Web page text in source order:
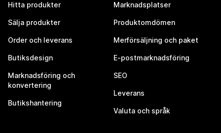
Hitta produkter
Sälja produkter
Order och leverans
Butiksdesign
Marknadsföring och
konvertering
Butikshantering
Marknadsplatser
Produktomdömen
Merförsäljning och paket
E-postmarknadsföring
SEO
Leverans
Valuta och språk